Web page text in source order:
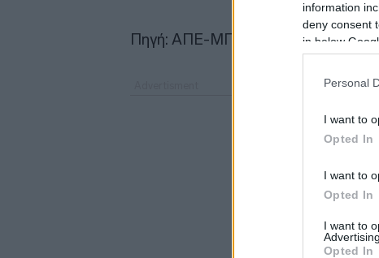
information
deny consent
in below
Personal
I want to
Opted In
I want to
Opted In
I want to
Advertising.
Opted In
Πηγή: ΑΠΕ-ΜΠΕ